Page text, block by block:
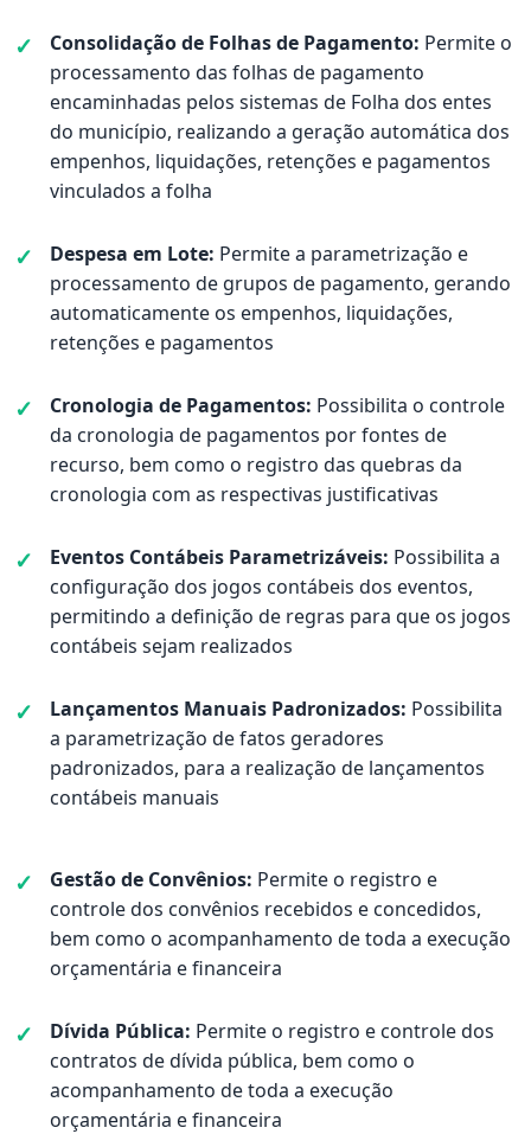
Consolidação de Folhas de Pagamento: Permite o
processamento das folhas de pagamento
encaminhadas pelos sistemas de Folha dos entes
do município, realizando a geração automática dos
empenhos, liquidações, retenções e pagamentos
vinculados a folha
Despesa em Lote: Permite a parametrização e
processamento de grupos de pagamento, gerando
automaticamente os empenhos, liquidações,
retenções e pagamentos
Cronologia de Pagamentos: Possibilita o controle
da cronologia de pagamentos por fontes de
recurso, bem como o registro das quebras da
cronologia com as respectivas justificativas
Eventos Contábeis Parametrizáveis: Possibilita a
configuração dos jogos contábeis dos eventos,
permitindo a definição de regras para que os jogos
contábeis sejam realizados
Lançamentos Manuais Padronizados: Possibilita
a parametrização de fatos geradores
padronizados, para a realização de lançamentos
contábeis manuais
Gestão de Convênios: Permite o registro e
controle dos convênios recebidos e concedidos,
bem como o acompanhamento de toda a execução
orçamentária e financeira
Dívida Pública: Permite o registro e controle dos
contratos de dívida pública, bem como o
acompanhamento de toda a execução
orçamentária e financeira